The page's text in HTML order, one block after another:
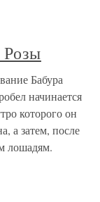
Бабура
начинается
которого он
а затем, после
лошадям.